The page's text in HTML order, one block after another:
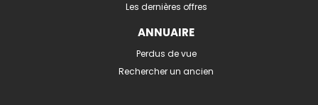
Les dernières offres
ANNUAIRE
Perdus de vue
Rechercher un ancien